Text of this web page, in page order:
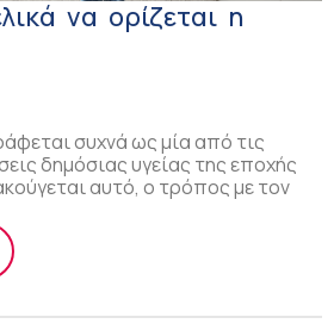
να ορίζεται η
συχνά ως μία από τις
δημόσιας υγείας της εποχής
αυτό, ο τρόπος με τον